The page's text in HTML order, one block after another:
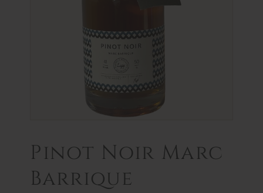
Pinot Noir Marc
Barrique